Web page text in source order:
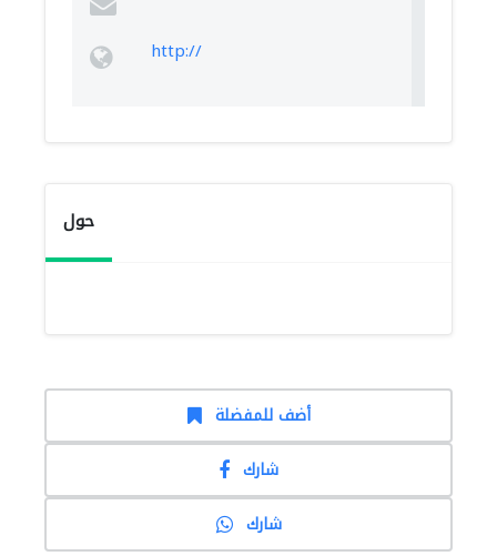
http://
حول
أضف للمفضلة
شارك
شارك